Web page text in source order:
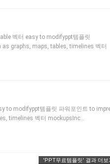
벡터 easy to modifyppt템플릿
graphs, maps, tables, timelines 벡터
to modifyppt템플릿 파워포인트 to
timelines 벡터 mockupsInc…
'PPT무료템플릿' 결과 더보